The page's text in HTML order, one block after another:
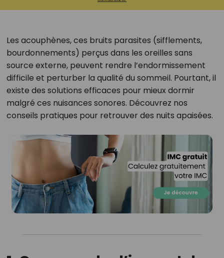
Les acouphènes, ces bruits parasites (sifflements,
bourdonnements) perçus dans les oreilles sans
source externe, peuvent rendre l’endormissement
difficile et perturber la qualité du sommeil. Pourtant, il
existe des solutions efficaces pour mieux dormir
malgré ces nuisances sonores. Découvrez nos
conseils pratiques pour retrouver des nuits apaisées.